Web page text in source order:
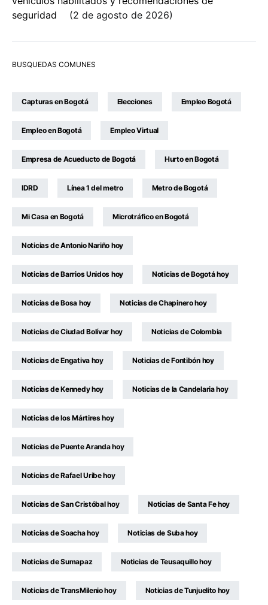
seguridad
2 de agosto de 2026
BUSQUEDAS COMUNES
Capturas en Bogotá Elecciones Empleo Bogotá
Empleo en Bogotá Empleo Virtual
Empresa de Acueducto de Bogotá Hurto en Bogotá
IDRD Línea 1 del metro Metro de Bogotá
Mi Casa en Bogotá Microtráfico en Bogotá
Noticias de Antonio Nariño hoy
Noticias de Barrios Unidos hoy Noticias de Bogotá hoy
Noticias de Bosa hoy Noticias de Chapinero hoy
Noticias de Ciudad Bolívar hoy Noticias de Colombia
Noticias de Engativa hoy Noticias de Fontibón hoy
Noticias de Kennedy hoy Noticias de la Candelaria hoy
Noticias de los Mártires hoy
Noticias de Puente Aranda hoy
Noticias de Rafael Uribe hoy
Noticias de San Cristóbal hoy Noticias de Santa Fe hoy
Noticias de Soacha hoy Noticias de Suba hoy
Noticias de Sumapaz Noticias de Teusaquillo hoy
Noticias de TransMilenio hoy Noticias de Tunjuelito hoy